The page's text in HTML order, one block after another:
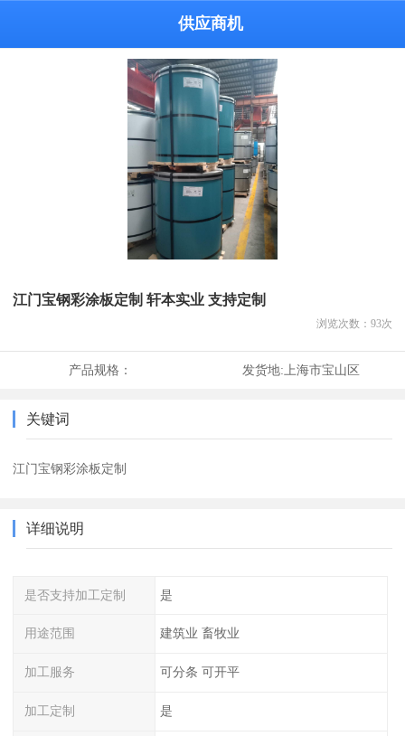
供应商机
江门宝钢彩涂板定制 轩本实业 支持定制
浏览次数： 93次
产品规格： 发货地:上海市宝山区
关键词
江门宝钢彩涂板定制
详细说明
是否支持加工定制 是
用途范围 建筑业 畜牧业
加工服务 可分条 可开平
加工定制 是